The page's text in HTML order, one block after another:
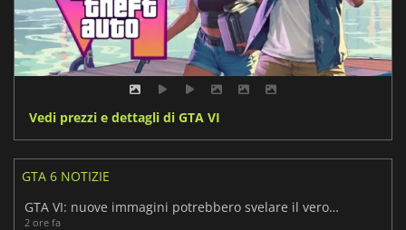
Vedi prezzi e dettagli di GTA VI
GTA 6 NOTIZIE
GTA VI: nuove immagini potrebbero svelare il vero gameplay
2 ore fa